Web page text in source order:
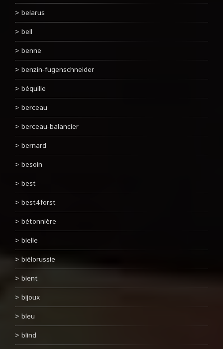
belarus
bell
benne
benzin-fugenschneider
béquille
berceau
berceau-balancier
bernard
besoin
best
best4forst
bétonnière
bielle
biélorussie
bient
bijoux
bleu
blind